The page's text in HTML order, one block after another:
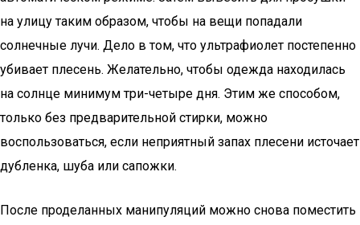
на улицу таким образом, чтобы на вещи попадали
солнечные лучи. Дело в том, что ультрафиолет постепенно
убивает плесень. Желательно, чтобы одежда находилась
на солнце минимум три-четыре дня. Этим же способом,
только без предварительной стирки, можно
воспользоваться, если неприятный запах плесени источает
дубленка, шуба или сапожки.
После проделанных манипуляций можно снова поместить